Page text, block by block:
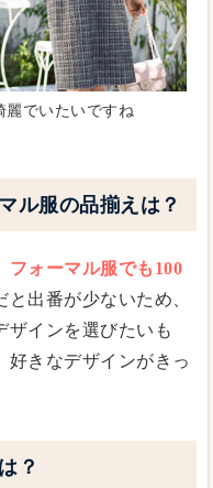
麗でいたいですね
ル服の品揃えは？
フォーマル服でも100
と出番が少ないため、
ザインを選びたいも
好きなデザインがきっ
？